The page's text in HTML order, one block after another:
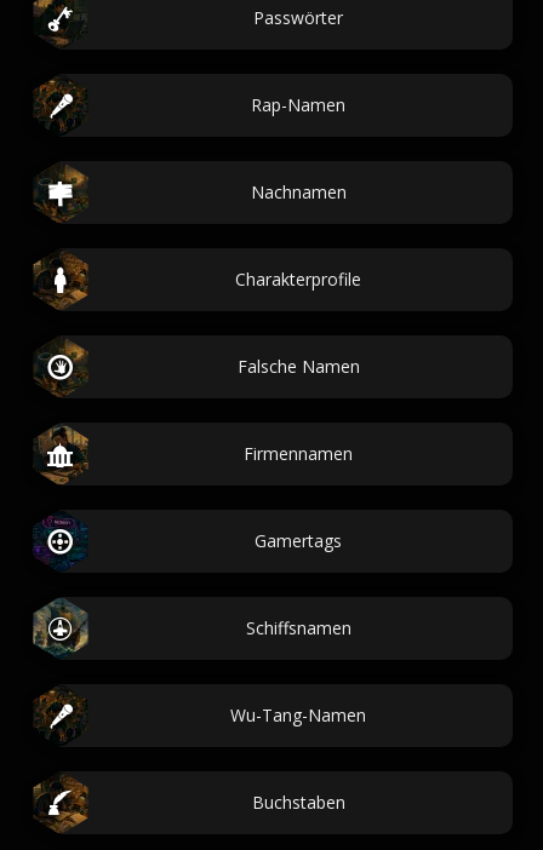
Passwörter
Rap-Namen
Nachnamen
Charakterprofile
Falsche Namen
Firmennamen
Gamertags
Schiffsnamen
Wu-Tang-Namen
Buchstaben